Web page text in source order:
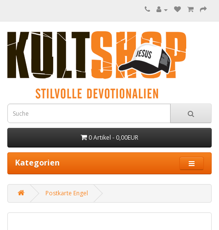
0 Artikel - 0,00EUR
Kategorien
Postkarte Engel